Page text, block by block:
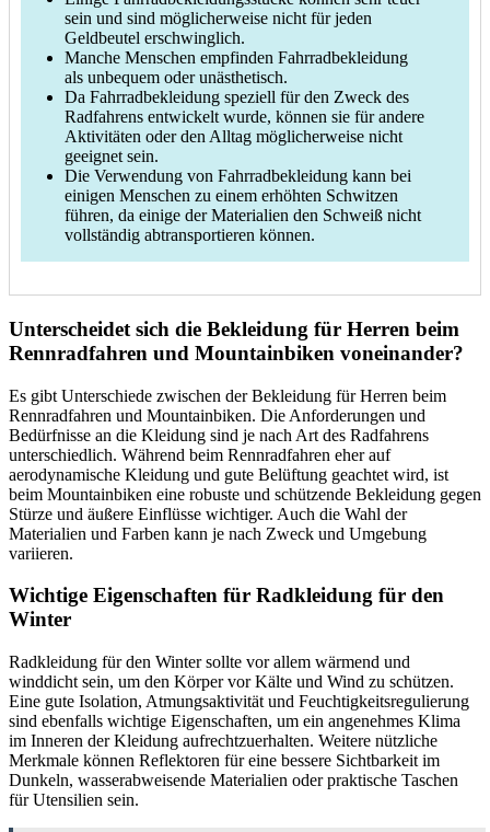
sein und sind möglicherweise nicht für jeden
Geldbeutel erschwinglich.
Manche Menschen empfinden Fahrradbekleidung
als unbequem oder unästhetisch.
Da Fahrradbekleidung speziell für den Zweck des
Radfahrens entwickelt wurde, können sie für andere
Aktivitäten oder den Alltag möglicherweise nicht
geeignet sein.
Die Verwendung von Fahrradbekleidung kann bei
einigen Menschen zu einem erhöhten Schwitzen
führen, da einige der Materialien den Schweiß nicht
vollständig abtransportieren können.
Unterscheidet sich die Bekleidung für Herren beim
Rennradfahren und Mountainbiken voneinander?
Es gibt Unterschiede zwischen der Bekleidung für Herren beim
Rennradfahren und Mountainbiken. Die Anforderungen und
Bedürfnisse an die Kleidung sind je nach Art des Radfahrens
unterschiedlich. Während beim Rennradfahren eher auf
aerodynamische Kleidung und gute Belüftung geachtet wird, ist
beim Mountainbiken eine robuste und schützende Bekleidung gegen
Stürze und äußere Einflüsse wichtiger. Auch die Wahl der
Materialien und Farben kann je nach Zweck und Umgebung
variieren.
Wichtige Eigenschaften für Radkleidung für den
Winter
Radkleidung für den Winter sollte vor allem wärmend und
winddicht sein, um den Körper vor Kälte und Wind zu schützen.
Eine gute Isolation, Atmungsaktivität und Feuchtigkeitsregulierung
sind ebenfalls wichtige Eigenschaften, um ein angenehmes Klima
im Inneren der Kleidung aufrechtzuerhalten. Weitere nützliche
Merkmale können Reflektoren für eine bessere Sichtbarkeit im
Dunkeln, wasserabweisende Materialien oder praktische Taschen
für Utensilien sein.